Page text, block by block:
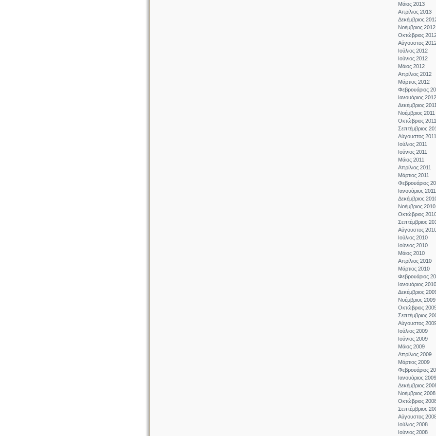
Μάιος 2013
Απρίλιος 2013
Δεκέμβριος
Νοέμβριος 2012
Οκτώβριος
Αύγουστος
Ιούλιος 2012
Ιούνιος 2012
Μάιος 2012
Απρίλιος 2012
Μάρτιος 2012
Φεβρουάριος
Ιανουάριος 2012
Δεκέμβριος 2011
Νοέμβριος 2011
Οκτώβριος 2011
Σεπτέμβριος
Αύγουστος 2011
Ιούλιος 2011
Ιούνιος 2011
Μάιος 2011
Απρίλιος 2011
Μάρτιος 2011
Φεβρουάριος
Ιανουάριος 2011
Δεκέμβριος
Νοέμβριος 2010
Οκτώβριος
Σεπτέμβριος
Αύγουστος
Ιούλιος 2010
Ιούνιος 2010
Μάιος 2010
Απρίλιος 2010
Μάρτιος 2010
Φεβρουάριος
Ιανουάριος 2010
Δεκέμβριος
Νοέμβριος 2009
Οκτώβριος
Σεπτέμβριος
Αύγουστος
Ιούλιος 2009
Ιούνιος 2009
Μάιος 2009
Απρίλιος 2009
Μάρτιος 2009
Φεβρουάριος
Ιανουάριος 2009
Δεκέμβριος
Νοέμβριος 2008
Οκτώβριος
Σεπτέμβριος
Αύγουστος
Ιούλιος 2008
Ιούνιος 2008